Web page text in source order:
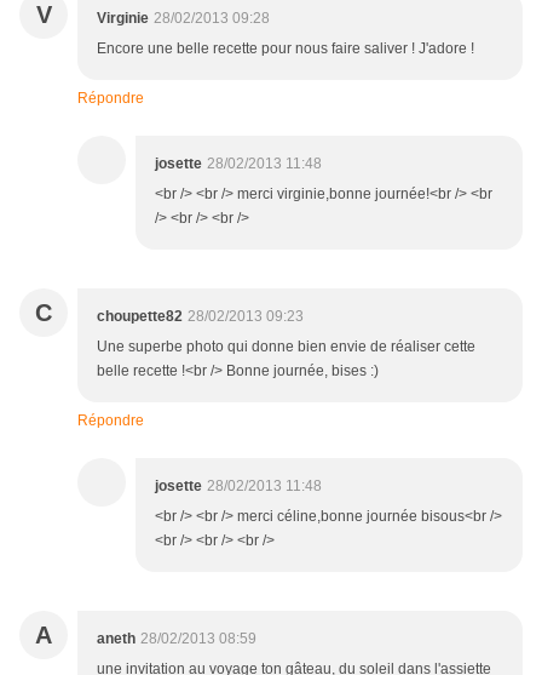
V Virginie 28/02/2013 09:28
Encore une belle recette pour nous faire saliver ! J'adore !
Répondre
josette 28/02/2013 11:48
<br /> <br /> merci virginie,bonne journée!<br /> <br
/> <br /> <br />
C choupette82 28/02/2013 09:23
Une superbe photo qui donne bien envie de réaliser cette
belle recette !<br /> Bonne journée, bises :)
Répondre
josette 28/02/2013 11:48
<br /> <br /> merci céline,bonne journée bisous<br />
<br /> <br /> <br />
A aneth 28/02/2013 08:59
une invitation au voyage ton gâteau, du soleil dans l'assiette